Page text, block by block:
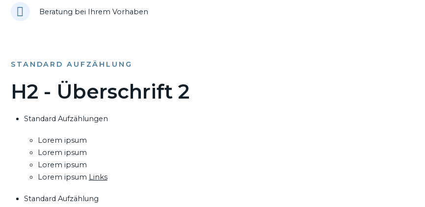
Beratung bei Ihrem Vorhaben
STANDARD AUFZÄHLUNG
H2 - Überschrift 2
Standard Aufzählungen
Lorem ipsum
Lorem ipsum
Lorem ipsum
Lorem ipsum Links
Standard Aufzählung